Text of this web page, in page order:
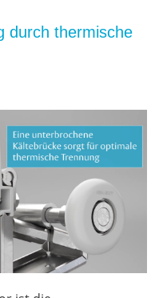
durch thermische